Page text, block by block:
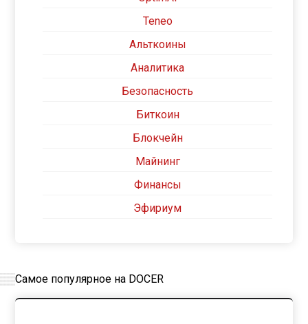
Teneo
Альткоины
Аналитика
Безопасность
Биткоин
Блокчейн
Майнинг
Финансы
Эфириум
Самое популярное на DOCER